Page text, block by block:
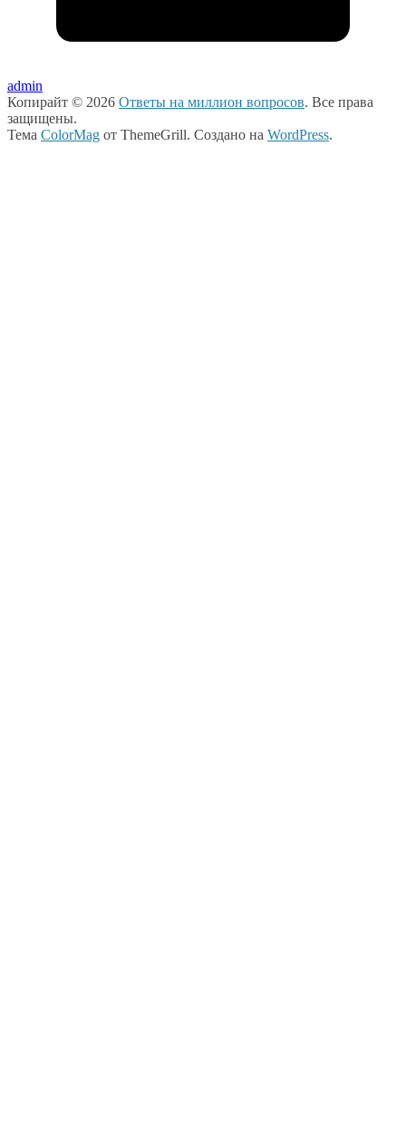
admin
Копирайт © 2026 Ответы на миллион вопросов. Все права
защищены.
Тема ColorMag от ThemeGrill. Создано на WordPress.